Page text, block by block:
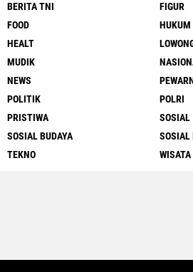
BERITA TNI
FIGUR
FOOD
HUKUM
HEALT
MUDIK
NEWS
POLITIK
POLRI
PRISTIWA
SOSIAL
SOSIAL BUDAYA
SOSIAL
TEKNO
WISATA